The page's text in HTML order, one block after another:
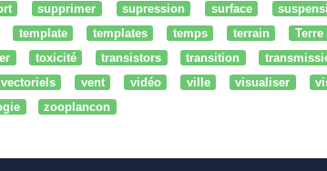
supprimer supression surface
template templates temps terrain Terre
toxicité transistors transition
vectoriels vent vidéo ville visualiser
zooplancon